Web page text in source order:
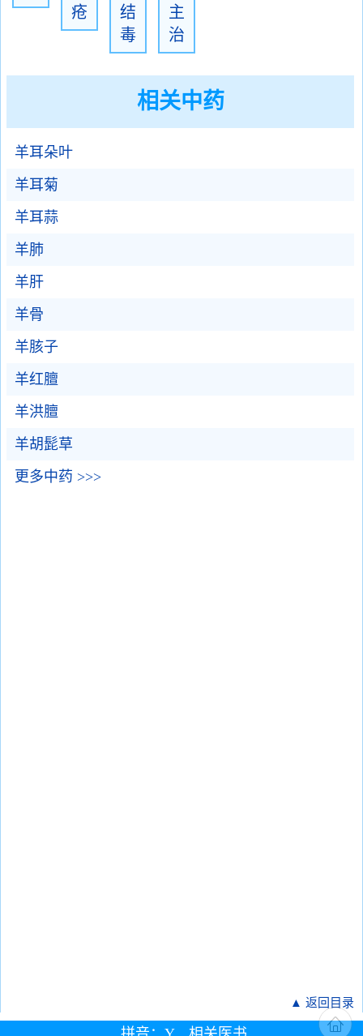
疮
结
毒
主
治
相关中药
羊耳朵叶
羊耳菊
羊耳蒜
羊肺
羊肝
羊骨
羊胲子
羊红膻
羊洪膻
羊胡髭草
更多中药 >>>
▲ 返回目录